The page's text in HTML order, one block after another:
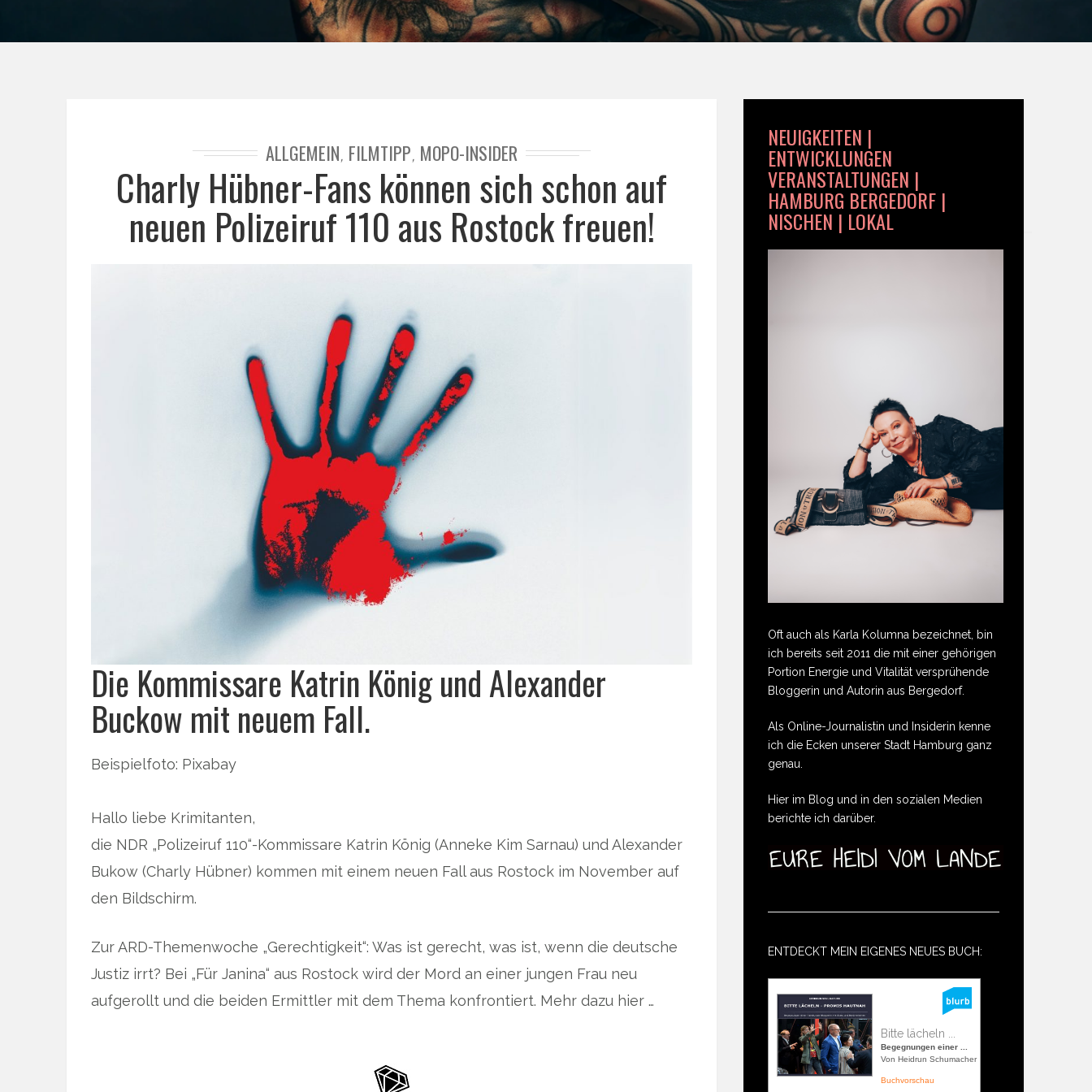
ALLGEMEIN, FILMTIPP, MOPO-INSIDER
Charly Hübner-Fans können sich schon auf
neuen Polizeiruf 110 aus Rostock freuen!
Die Kommissare Katrin König und Alexander
Buckow mit neuem Fall.
Beispielfoto: Pixabay
Hallo liebe Krimitanten,
die NDR „Polizeiruf 110“-Kommissare Katrin König (Anneke Kim Sarnau) und Alexander
Bukow (Charly Hübner) kommen mit einem neuen Fall aus Rostock im November auf
den Bildschirm.
Zur ARD-Themenwoche „Gerechtigkeit“: Was ist gerecht, was ist, wenn die deutsche
Justiz irrt? Bei „Für Janina“ aus Rostock wird der Mord an einer jungen Frau neu
aufgerollt und die beiden Ermittler mit dem Thema konfrontiert. Mehr dazu hier …
NEUIGKEITEN |
ENTWICKLUNGEN
VERANSTALTUNGEN |
HAMBURG BERGEDORF |
NISCHEN | LOKAL
Oft auch als Karla Kolumna bezeichnet, bin
ich bereits seit 2011 die mit einer gehörigen
Portion Energie und Vitalität versprühende
Bloggerin und Autorin aus Bergedorf.
Als Online-Journalistin und Insiderin kenne
ich die Ecken unserer Stadt Hamburg ganz
genau.
Hier im Blog und in den sozialen Medien
berichte ich darüber.
ENTDECKT MEIN EIGENES NEUES BUCH:
Bitte lächeln ...
Begegnungen einer ...
Von Heidrun Schumacher
Buchvorschau